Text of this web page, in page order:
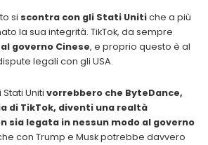
si scontra con gli Stati Unitiche a più
la sua integrità. TikTok, da sempre
governo Cinese, e proprio questo è al
legali con gli USA.
Uniti vorrebbero che ByteDance,
di TikTok, diventi una realtà
sia legata in nessun modo al governo
con Trump e Musk potrebbe davvero